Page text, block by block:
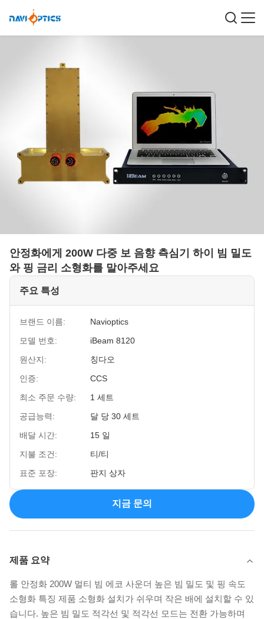
안정화에게 200W 다중 보 음향 측심기 하이 빔 밀도
와 핑 금리 소형화를 말아주세요
주요 특성
브랜드 이름:
Navioptics
모델 번호:
iBeam 8120
원산지:
칭다오
인증:
CCS
최소 주문 수량:
1 세트
공급능력:
달 당 30 세트
배달 시간:
15 일
지불 조건:
티/티
표준 포장:
판지 상자
지금 문의
제품 요약
롤 안정화 200W 멀티 빔 에코 사운더 높은 빔 밀도 및 핑 속도
소형화 특징 제품 소형화 설치가 쉬우며 작은 배에 설치할 수 있
습니다. 높은 빔 밀도 적각선 및 적각선 모드는 전환 가능하며